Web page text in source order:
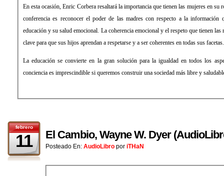
En esta ocasión, Enric Corbera resaltará la importancia que tienen las mujeres en su
conferencia es reconocer el poder de las madres con respecto a la información
educación y su salud emocional. La coherencia emocional y el respeto que tienen las
clave para que sus hijos aprendan a respetarse y a ser coherentes en todas sus facetas.
La educación se convierte en la gran solución para la igualdad en todos los
conciencia es imprescindible si queremos construir una sociedad más libre y
febrero
11 El Cambio, Wayne W. Dyer
Posteado En: AudioLibro por iTHaN